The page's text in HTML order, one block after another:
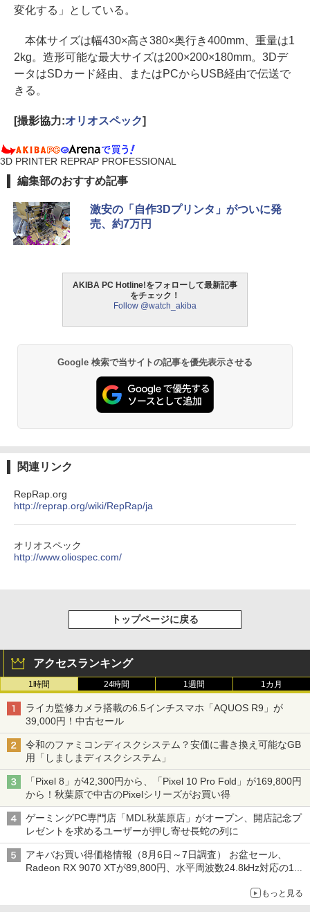
変化する」としている。
本体サイズは幅430×高さ380×奥行き400mm、重量は1
2kg。造形可能な最大サイズは200×200×180mm。3Dデ
ータはSDカード経由、またはPCからUSB経由で伝送で
きる。
[撮影協力:オリオスペック]
3D PRINTER REPRAP PROFESSIONAL
編集部のおすすめ記事
激安の「自作3Dプリンタ」がついに発
売、約7万円
AKIBA PC Hotline!をフォローして最新記事
をチェック！
Follow @watch_akiba
Google 検索で当サイトの記事を優先表示させる
関連リンク
RepRap.org
http://reprap.org/wiki/RepRap/ja
オリオスペック
http://www.oliospec.com/
トップページに戻る
アクセスランキング
1時間 24時間 1週間 1カ月
ライカ監修カメラ搭載の6.5インチスマホ「AQUOS R9」が
39,000円！中古セール
令和のファミコンディスクシステム？安価に書き換え可能なGB
用「しましまディスクシステム」
「Pixel 8」が42,300円から、「Pixel 10 Pro Fold」が169,800円
から！秋葉原で中古のPixelシリーズがお買い得
ゲーミングPC専門店「MDL秋葉原店」がオープン、開店記念プ
レゼントを求めるユーザーが押し寄せ長蛇の列に
アキバお買い得価格情報（8月6日～7日調査） お盆セール、
Radeon RX 9070 XTが89,800円、水平周波数24.8kHz対応の17
もっと見る